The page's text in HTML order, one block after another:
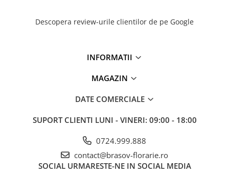
Descopera review-urile clientilor de pe Google
INFORMATII
MAGAZIN
DATE COMERCIALE
SUPORT CLIENTI LUNI - VINERI: 09:00 - 18:00
0724.999.888
contact@brasov-florarie.ro
SOCIAL URMARESTE-NE IN SOCIAL MEDIA